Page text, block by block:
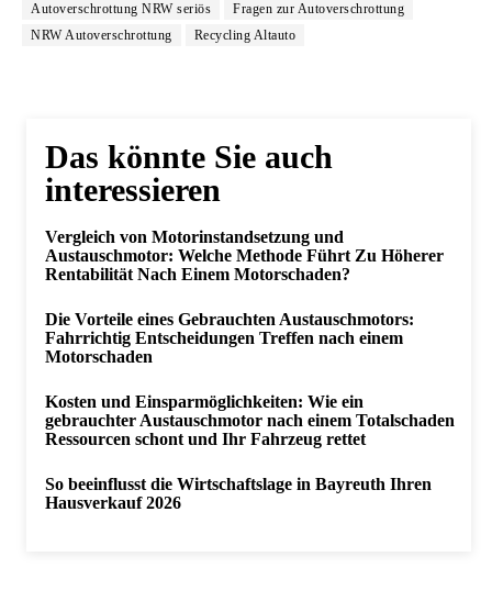
Autoverschrottung NRW seriös
Fragen zur Autoverschrottung
NRW Autoverschrottung
Recycling Altauto
Das könnte Sie auch
interessieren
Vergleich von Motorinstandsetzung und
Austauschmotor: Welche Methode Führt Zu Höherer
Rentabilität Nach Einem Motorschaden?
Die Vorteile eines Gebrauchten Austauschmotors:
Fahrrichtig Entscheidungen Treffen nach einem
Motorschaden
Kosten und Einsparmöglichkeiten: Wie ein
gebrauchter Austauschmotor nach einem Totalschaden
Ressourcen schont und Ihr Fahrzeug rettet
So beeinflusst die Wirtschaftslage in Bayreuth Ihren
Hausverkauf 2026